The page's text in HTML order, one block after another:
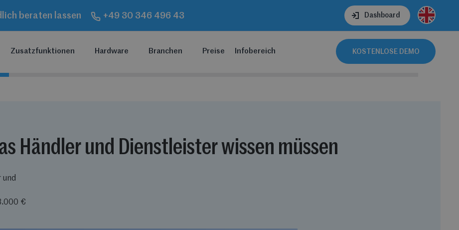
beraten lassen +49 30 346 496 43 Dashboard
Zusatzfunktionen Hardware Branchen Preise Infobereich KOSTENLOSE DEMO
Händler und Dienstleister wissen müssen
und
€